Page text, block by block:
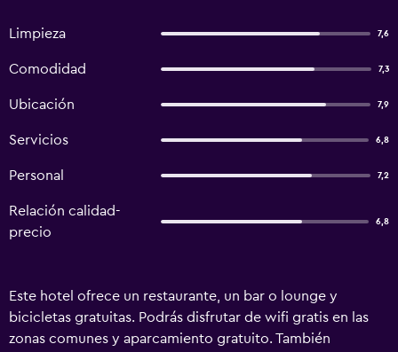
Limpieza 7,6
Comodidad 7,3
Ubicación 7,9
Servicios 6,8
Personal 7,2
Relación calidad-
precio
6,8
Este hotel ofrece un restaurante, un bar o lounge y
bicicletas gratuitas. Podrás disfrutar de wifi gratis en las
zonas comunes y aparcamiento gratuito. También